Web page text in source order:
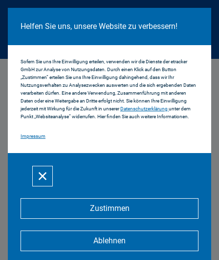
Cookie Hinweis
Helfen Sie uns, unsere Website zu verbessern!
Sofern Sie uns Ihre Einwilligung erteilen, verwenden wir die Dienste der etracker
GmbH zur Analyse von Nutzungsdaten. Durch einen Klick auf den Button
„Zustimmen“ erteilen Sie uns Ihre Einwilligung dahingehend, dass wir Ihr
Nutzungsverhalten zu Analysezwecken auswerten und die sich ergebenden Daten
verarbeiten dürfen. Eine andere Verwendung, Zusammenführung mit anderen
Daten oder eine Weitergabe an Dritte erfolgt nicht. Sie können Ihre Einwilligung
jederzeit mit Wirkung für die Zukunft in unsererDatenschutzerklärung unter dem
Punkt „Websiteanalyse“ widerrufen. Hier finden Sie auch weitere Informationen.
Impressum
Zustimmen
Ablehnen
Aktuell
Bericht des Präsidenten zur
30. Sitzung des Medienrats
am 15.07.2021
Ergebnisse der Funkanalyse Bayern Hörfunk 2021